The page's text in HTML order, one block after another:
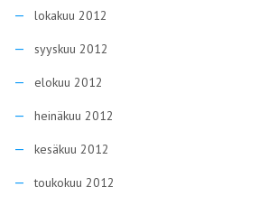
lokakuu 2012
syyskuu 2012
elokuu 2012
heinäkuu 2012
kesäkuu 2012
toukokuu 2012